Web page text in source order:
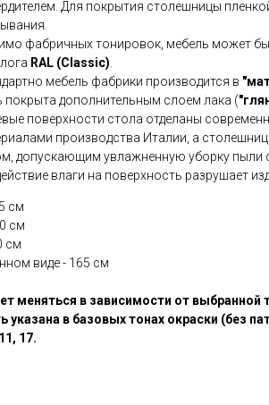
Для покрытия столешницы
фабричных тонировок, мебель может
RAL (Classic).
мебель фабрики производится в
покрыта дополнительным слоем лака (
поверхности стола отделаны
производства Италии, а
допускающим увлажненную уборку пыли
влаги на поверхность разрушает
cм
cм
cм
виде - 165 cм
меняться в зависимости от выбранной
указана в базовых тонах окраски (без
17.